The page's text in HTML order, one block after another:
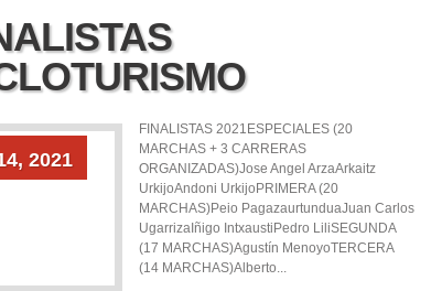
2021
FINALISTAS 2021ESPECIALES (20
MARCHAS + 3 CARRERAS
ORGANIZADAS)Jose Angel ArzaArkaitz
UrkijoAndoni UrkijoPRIMERA (20
MARCHAS)Peio PagazaurtunduaJuan Carlos
UgarrizaIñigo IntxaustiPedro LiliSEGUNDA
(17 MARCHAS)Agustín MenoyoTERCERA
(14 MARCHAS)Alberto...